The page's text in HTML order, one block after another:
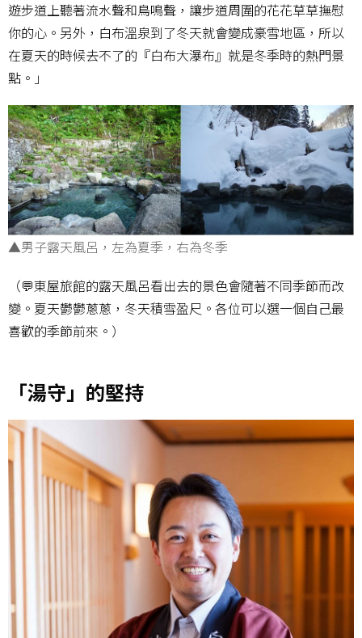
遊步道上聽著流水聲和鳥鳴聲，讓步道周圍的花花草草撫慰
你的心。另外，白布溫泉到了冬天就會變成豪雪地區，所以
在夏天的時候去不了的『白布大瀑布』就是冬季時的熱門景
點。」
▲男子露天風呂，左為夏季，右為冬季
（💬東屋旅館的露天風呂看出去的景色會隨著不同季節而改
變。夏天鬱鬱蔥蔥，冬天積雪盈尺。各位可以選一個自己最
喜歡的季節前來。）
「湯守」的堅持